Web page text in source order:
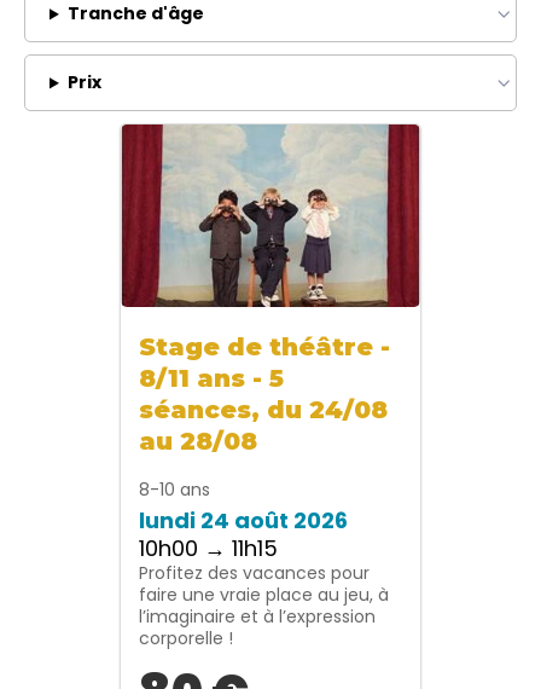
Tranche d'âge
Prix
Stage de théâtre -
8/11 ans - 5
séances, du 24/08
au 28/08
8-10 ans
lundi 24 août 2026
10h00 → 11h15
Profitez des vacances pour
faire une vraie place au jeu, à
l’imaginaire et à l’expression
corporelle !